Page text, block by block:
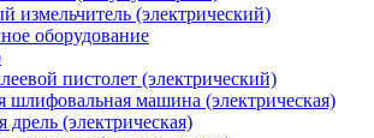
измельчитель (электрический)
оборудование
пистолет (электрический)
шлифовальная машина (электрическая)
дрель (электрическая)